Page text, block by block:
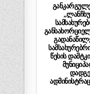
წესის